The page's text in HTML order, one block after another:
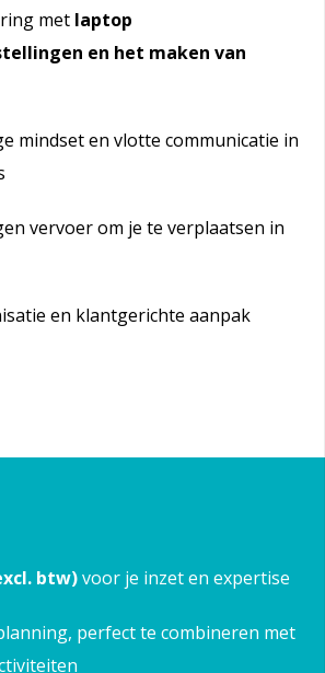
met laptop
en het maken van
mindset en vlotte communicatie in
vervoer om je te verplaatsen in
en klantgerichte aanpak
btw)voor je inzet en expertise
perfect te combineren met